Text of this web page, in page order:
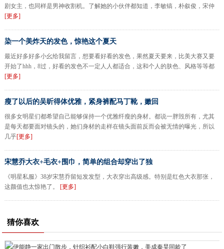
剧女主，也同样是男神收割机。了解她的小伙伴都知道，李敏镐，朴叙俊，宋仲
[更多]
染一个美炸天的发色，惊艳这个夏天
最近好多好多小幺给我留言，想要看好看的发色，果然夏天要来，比美大赛又要
开始了hhh，8过，好看的发色不一定人人都适合，这和个人的肤色、风格等等都
[更多]
瘦了以后的吴昕得体优雅，紧身裤配马丁靴，嫩回
很多女明星们都希望自己能够保持一个优雅纤瘦的身材。都说一胖毁所有，尤其
是每天都要面对镜头的，她们身材的走样在镜头面前反而会被无情的曝光，所以
几乎[更多]
宋慧乔大衣+毛衣+围巾，简单的组合却穿出了独
《明星私服》38岁宋慧乔留短发发型，大衣穿出高级感。特别是红色大衣那张，
这颜值也太惊艳了。 [更多]
猜你喜欢